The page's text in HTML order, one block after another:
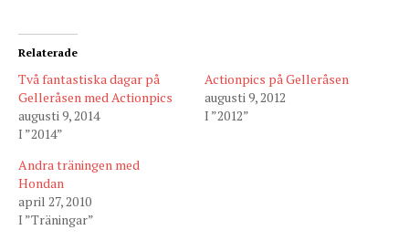
Relaterade
Två fantastiska dagar på
Gelleråsen med Actionpics
augusti 9, 2014
I ”2014”
Actionpics på Gelleråsen
augusti 9, 2012
I ”2012”
Andra träningen med
Hondan
april 27, 2010
I ”Träningar”